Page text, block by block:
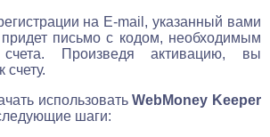
на E-mail, указанный вами
придет письмо с кодом, необходимым
Произведя активацию, вы
счету.
использоватьWebMoney Keeper
шаги: